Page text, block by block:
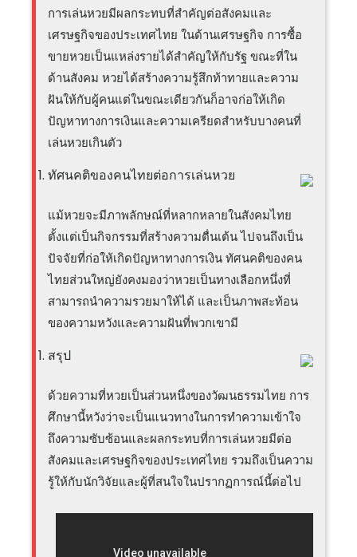
การเล่นหวยมีผลกระทบที่สำคัญต่อสังคมและ
เศรษฐกิจของประเทศไทย ในด้านเศรษฐกิจ การซื้อ
ขายหวยเป็นแหล่งรายได้สำคัญให้กับรัฐ ขณะที่ใน
ด้านสังคม หวยได้สร้างความรู้สึกท้าทายและความ
ฝันให้กับผู้คนแต่ในขณะเดียวกันก็อาจก่อให้เกิด
ปัญหาทางการเงินและความเครียดสำหรับบางคนที่
เล่นหวยเกินตัว
ทัศนคติของคนไทยต่อการเล่นหวย
แม้หวยจะมีภาพลักษณ์ที่หลากหลายในสังคมไทย
ตั้งแต่เป็นกิจกรรมที่สร้างความตื่นเต้น ไปจนถึงเป็น
ปัจจัยที่ก่อให้เกิดปัญหาทางการเงิน ทัศนคติของคน
ไทยส่วนใหญ่ยังคงมองว่าหวยเป็นทางเลือกหนึ่งที่
สามารถนำความรวยมาให้ได้ และเป็นภาพสะท้อน
ของความหวังและความฝันที่พวกเขามี
สรุป
ด้วยความที่หวยเป็นส่วนหนึ่งของวัฒนธรรมไทย การ
ศึกษานี้หวังว่าจะเป็นแนวทางในการทำความเข้าใจ
ถึงความซับซ้อนและผลกระทบที่การเล่นหวยมีต่อ
สังคมและเศรษฐกิจของประเทศไทย รวมถึงเป็นความ
รู้ให้กับนักวิจัยและผู้ที่สนใจในปรากฏการณ์นี้ต่อไป